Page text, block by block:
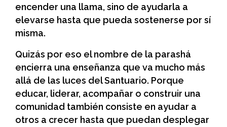
encender una llama, sino de ayudarla a
elevarse hasta que pueda sostenerse por sí
misma.
Quizás por eso el nombre de la parashá
encierra una enseñanza que va mucho más
allá de las luces del Santuario. Porque
educar, liderar, acompañar o construir una
comunidad también consiste en ayudar a
otros a crecer hasta que puedan desplegar